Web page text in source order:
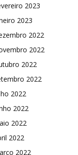
2023
2023
2022
2022
2022
2022
2022
2022
2022
2022
2022